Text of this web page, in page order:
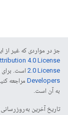
جز در مواردی که غیر
4.0 License
2.0 License است. برای
Developers‏
به آن است.
تاریخ آخرین به‌روزرسانی 2025-08-21 به‌وقت ساعت هماهنگ جهانی.